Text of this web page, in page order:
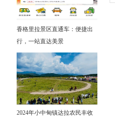
香格里拉景区直通车：便捷出
行，一站直达美景
2024年小中甸镇达拉农民丰收